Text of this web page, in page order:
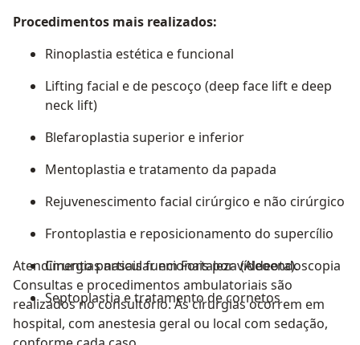
Procedimentos mais realizados:
Rinoplastia estética e funcional
Lifting facial e de pescoço (deep face lift e deep
neck lift)
Blefaroplastia superior e inferior
Mentoplastia e tratamento da papada
Rejuvenescimento facial cirúrgico e não cirúrgico
Frontoplastia e reposicionamento do supercílio
Cirurgias nasais funcionais por vídeoendoscopia
Septoplastia e tratamento de cornetos
Atendimento particular em Fortaleza (Aldeota).
Consultas e procedimentos ambulatoriais são
realizados no consultório. As cirurgias ocorrem em
hospital, com anestesia geral ou local com sedação,